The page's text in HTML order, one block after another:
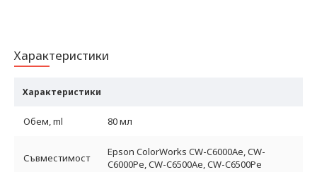
Характеристики
Характеристики
Обем, ml 80 мл
Съвместимост
Epson ColorWorks CW-C6000Ae, CW-
C6000Pe, CW-C6500Ae, CW-C6500Pe